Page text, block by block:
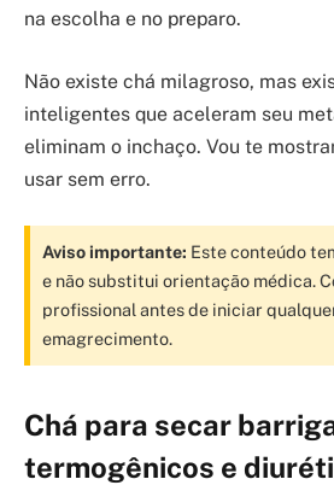
na escolha e no preparo.
Não existe chá milagroso, mas
inteligentes que aceleram seu
eliminam o inchaço. Vou te
usar sem erro.
Aviso importante: Este conteúdo
e não substitui orientação médica.
profissional antes de iniciar
emagrecimento.
Chá para secar
termogênicos e